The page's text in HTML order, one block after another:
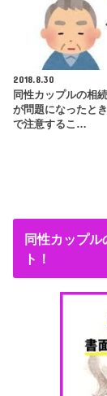
2018.8.30
同性カップルの相
が問題になったと
で注意するこ…
同性カップ
ト！